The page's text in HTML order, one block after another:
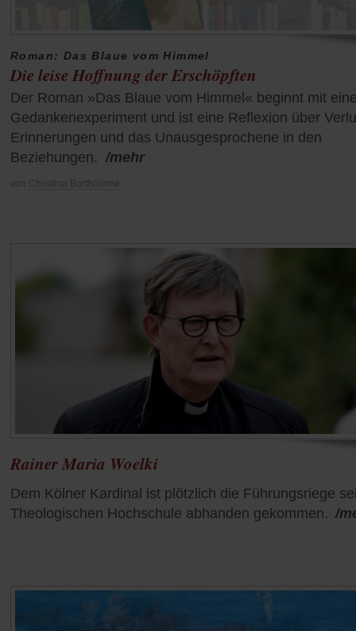
Roman: Das Blaue vom Himmel
Die leise Hoffnung der Erschöpften
Der Roman »Das Blaue vom Himmel« beginnt mit
Gedankenexperiment und ist eine Reflexion über
Erinnerungen und das Unausgesprochene in den
Beziehungen. /mehr
von Christina Bartholomé
Rainer Maria Woelki
Dem Kölner Kardinal ist plötzlich die Führungsriege
Theologischen Hochschule abhanden gekommen. /